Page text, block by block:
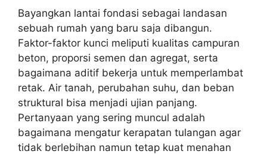
Bayangkan lantai fondasi sebagai landasan
sebuah rumah yang baru saja dibangun.
Faktor-faktor kunci meliputi kualitas campuran
beton, proporsi semen dan agregat, serta
bagaimana aditif bekerja untuk memperlambat
retak. Air tanah, perubahan suhu, dan beban
struktural bisa menjadi ujian panjang.
Pertanyaan yang sering muncul adalah
bagaimana mengatur kerapatan tulangan agar
tidak berlebihan namun tetap kuat menahan